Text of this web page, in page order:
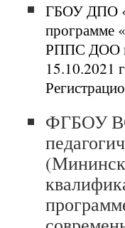
ГБОУ ДПО
программе
РППС ДОО в
15.10.2021
ФГБОУ